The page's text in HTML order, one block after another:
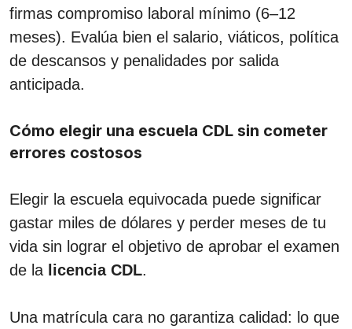
firmas compromiso laboral mínimo (6–12
meses). Evalúa bien el salario, viáticos, política
de descansos y penalidades por salida
anticipada.
Cómo elegir una escuela CDL sin cometer
errores costosos
Elegir la escuela equivocada puede significar
gastar miles de dólares y perder meses de tu
vida sin lograr el objetivo de aprobar el examen
de la licencia CDL.
Una matrícula cara no garantiza calidad: lo que